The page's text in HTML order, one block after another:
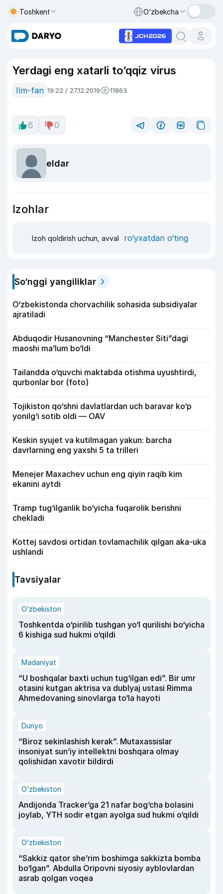
Toshkent O‘zbekcha
Yerdagi eng xatarli to‘qqiz virus
Ilm-fan 19:22 / 27.12.2019 11863
6 0
eldar
Izohlar
Izoh qoldirish uchun, avval ro‘yxatdan o‘ting
So‘nggi yangiliklar
O‘zbekistonda chorvachilik sohasida subsidiyalar
ajratiladi
Abduqodir Husanovning “Manchester Siti”dagi
maoshi ma’lum bo‘ldi
Tailandda o‘quvchi maktabda otishma uyushtirdi,
qurbonlar bor (foto)
Tojikiston qo‘shni davlatlardan uch baravar ko‘p
yonilg‘i sotib oldi — OAV
Keskin syujet va kutilmagan yakun: barcha
davrlarning eng yaxshi 5 ta trilleri
Menejer Maxachev uchun eng qiyin raqib kim
ekanini aytdi
Tramp tug‘ilganlik bo‘yicha fuqarolik berishni
chekladi
Kottej savdosi ortidan tovlamachilik qilgan aka-uka
ushlandi
Tavsiyalar
O‘zbekiston
Toshkentda o‘pirilib tushgan yo‘l qurilishi bo‘yicha
6 kishiga sud hukmi o‘qildi
Madaniyat
“U boshqalar baxti uchun tug‘ilgan edi”. Bir umr
otasini kutgan aktrisa va dublyaj ustasi Rimma
Ahmedovaning sinovlarga to‘la hayoti
Dunyo
“Biroz sekinlashish kerak”. Mutaxassislar
insoniyat sun’iy intellektni boshqara olmay
qolishidan xavotir bildirdi
O‘zbekiston
Andijonda Tracker’ga 21 nafar bog‘cha bolasini
joylab, YTH sodir etgan ayolga sud hukmi o‘qildi
O‘zbekiston
“Sakkiz qator she’rim boshimga sakkizta bomba
bo‘lgan”. Abdulla Oripovni siyosiy ayblovlardan
asrab qolgan voqea